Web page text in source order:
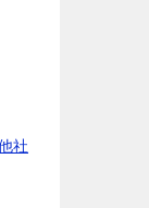
社